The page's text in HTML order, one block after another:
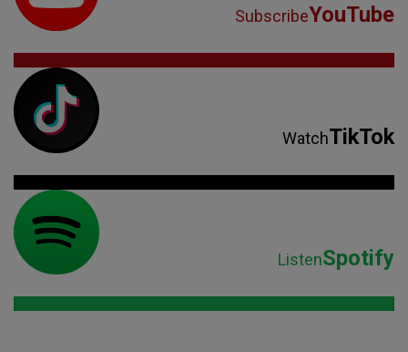
SubscribeYouTube
WatchTikTok
ListenSpotify